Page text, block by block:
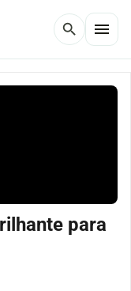
search menu
para